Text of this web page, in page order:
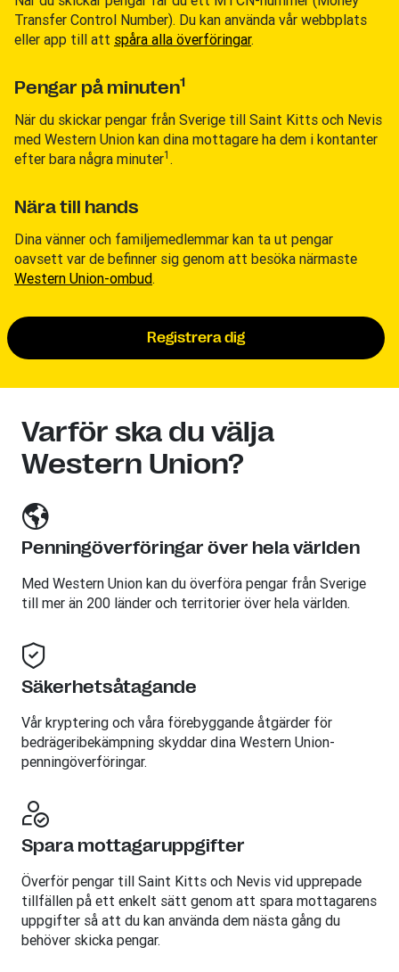
Transfer Control Number). Du kan använda vår webbplats
eller app till att spåra alla överföringar.
Pengar på minuten1
När du skickar pengar från Sverige till Saint Kitts och Nevis
med Western Union kan dina mottagare ha dem i kontanter
efter bara några minuter1 .
Nära till hands
Dina vänner och familjemedlemmar kan ta ut pengar
oavsett var de befinner sig genom att besöka närmaste
Western Union-ombud.
Registrera dig
Varför ska du välja
Western Union?
Penningöverföringar över hela världen
Med Western Union kan du överföra pengar från Sverige
till mer än 200 länder och territorier över hela världen.
Säkerhetsåtagande
Vår kryptering och våra förebyggande åtgärder för
bedrägeribekämpning skyddar dina Western Union-
penningöverföringar.
Spara mottagaruppgifter
Överför pengar till Saint Kitts och Nevis vid upprepade
tillfällen på ett enkelt sätt genom att spara mottagarens
uppgifter så att du kan använda dem nästa gång du
behöver skicka pengar.